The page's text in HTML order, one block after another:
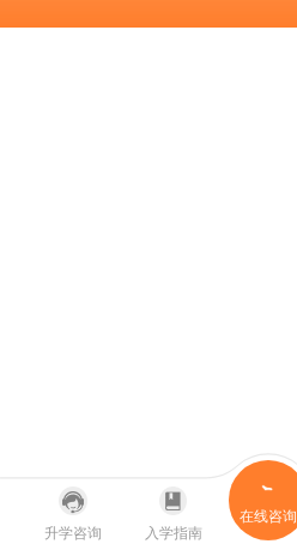
升学咨询 入学指南
在线咨询